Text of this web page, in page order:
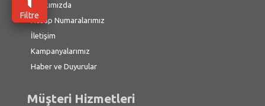
Filtre
Hakkımızda
Hesap Numaralarımız
İletişim
Kampanyalarımız
Haber ve Duyurular
Müşteri Hizmetleri